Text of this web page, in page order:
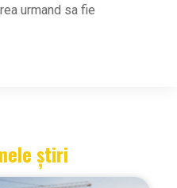
urmand sa fie
știri